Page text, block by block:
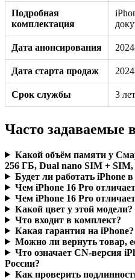
Подробная
комплектация
Дата анонсирования
Дата старта продаж
Срок службы 3 лет
Часто задаваемые
Какой объём памяти у
256 ГБ, Dual nano SIM +
Будет ли работать iPhone
Чем iPhone 16 Pro
Чем iPhone 16 Pro
Какой цвет у этой модели?
Что входит в комплект?
Какая гарантия на iPhone?
Можно ли вернуть товар,
Что означает CN-версия
России?
Как проверить